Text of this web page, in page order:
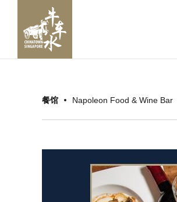
餐馆 Napoleon Food & Wine Bar